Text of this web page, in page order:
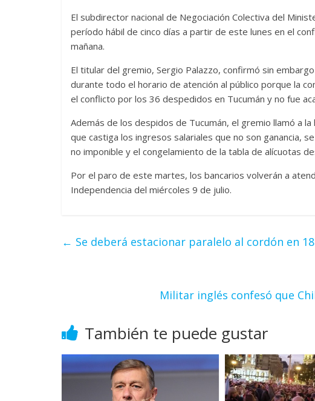
El subdirector nacional de Negociación Colectiva del
período hábil de cinco días a partir de este lunes en el
mañana.
El titular del gremio, Sergio Palazzo, confirmó sin
durante todo el horario de atención al público porque la
el conflicto por los 36 despedidos en Tucumán y no fue
Además de los despidos de Tucumán, el gremio llamó a
que castiga los ingresos salariales que no son ganancia,
no imponible y el congelamiento de la tabla de alícuotas
Por el paro de este martes, los bancarios volverán a
Independencia del miércoles 9 de julio.
← Se deberá estacionar paralelo al cordón en
Militar inglés confesó que
También te puede gustar